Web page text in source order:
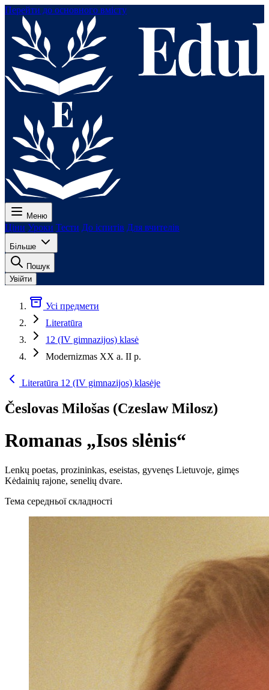
Перейти до основного вмісту
Меню
Ціни Уроки Тести До іспитів Для вчителів
Більше
Пошук
Увійти
Усі предмети
Literatūra
12 (IV gimnazijos) klasė
Modernizmas XX a. II p.
Literatūra 12 (IV gimnazijos) klasėje
Česlovas Milošas (Czeslaw Milosz)
Romanas „Isos slėnis“
Lenkų poetas, prozininkas, eseistas, gyvenęs Lietuvoje, gimęs
Kėdainių rajone, senelių dvare.
Тема середньої складності